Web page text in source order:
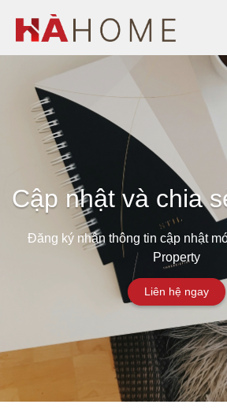
Cập nhật và chia
Đăng ký nhận thông tin cập nhật
Property
Liên hệ ngay